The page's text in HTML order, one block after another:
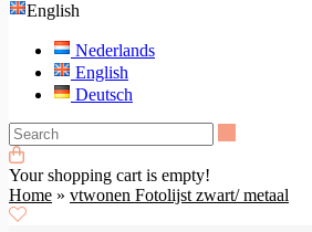
English
Nederlands
English
Deutsch
Your shopping cart is empty!
Home » vtwonen Fotolijst zwart/ metaal